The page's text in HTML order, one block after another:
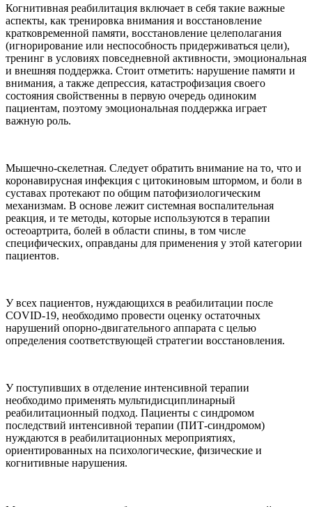
Когнитивная реабилитация включает в себя такие важные
аспекты, как тренировка внимания и восстановление
кратковременной памяти, восстановление целеполагания
(игнорирование или неспособность придерживаться цели),
тренинг в условиях повседневной активности, эмоциональная
и внешняя поддержка. Стоит отметить: нарушение памяти и
внимания, а также депрессия, катастрофизация своего
состояния свойственны в первую очередь одиноким
пациентам, поэтому эмоциональная поддержка играет
важную роль.
Мышечно-скелетная. Следует обратить внимание на то, что и
коронавирусная инфекция с цитокиновым штормом, и боли в
суставах протекают по общим патофизиологическим
механизмам. В основе лежит системная воспалительная
реакция, и те методы, которые используются в терапии
остеоартрита, болей в области спины, в том числе
специфических, оправданы для применения у этой категории
пациентов.
У всех пациентов, нуждающихся в реабилитации после
COVID-19, необходимо провести оценку остаточных
нарушений опорно-двигательного аппарата с целью
определения соответствующей стратегии восстановления.
У поступивших в отделение интенсивной терапии
необходимо применять мультидисциплинарный
реабилитационный подход. Пациенты с синдромом
последствий интенсивной терапии (ПИТ-синдромом)
нуждаются в реабилитационных мероприятиях,
ориентированных на психологические, физические и
когнитивные нарушения.